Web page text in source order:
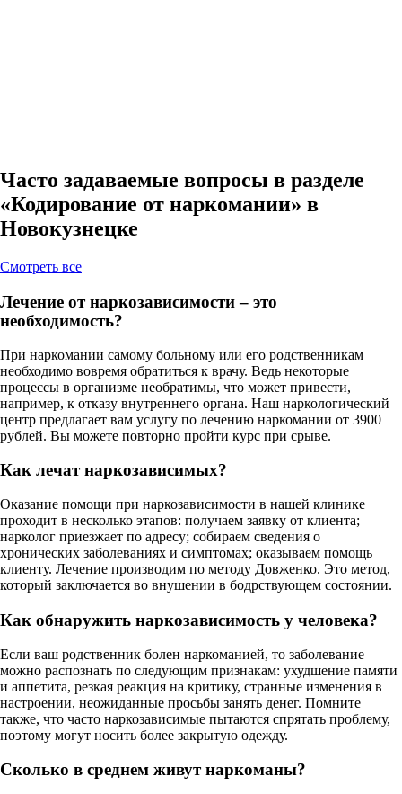
Часто задаваемые вопросы в разделе
«Кодирование от наркомании» в
Новокузнецке
Cмотреть все
Лечение от наркозависимости – это
необходимость?
При наркомании самому больному или его родственникам
необходимо вовремя обратиться к врачу. Ведь некоторые
процессы в организме необратимы, что может привести,
например, к отказу внутреннего органа. Наш наркологический
центр предлагает вам услугу по лечению наркомании от 3900
рублей. Вы можете повторно пройти курс при срыве.
Как лечат наркозависимых?
Оказание помощи при наркозависимости в нашей клинике
проходит в несколько этапов: получаем заявку от клиента;
нарколог приезжает по адресу; собираем сведения о
хронических заболеваниях и симптомах; оказываем помощь
клиенту. Лечение производим по методу Довженко. Это метод,
который заключается во внушении в бодрствующем состоянии.
Как обнаружить наркозависимость у человека?
Если ваш родственник болен наркоманией, то заболевание
можно распознать по следующим признакам: ухудшение памяти
и аппетита, резкая реакция на критику, странные изменения в
настроении, неожиданные просьбы занять денег. Помните
также, что часто наркозависимые пытаются спрятать проблему,
поэтому могут носить более закрытую одежду.
Сколько в среднем живут наркоманы?